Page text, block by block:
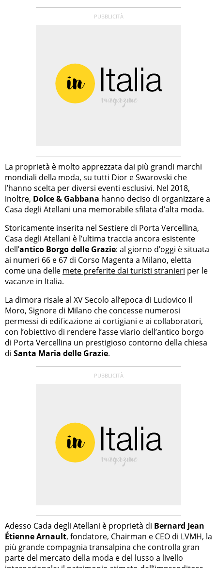
La proprietà è molto apprezzata dai più grandi marchi
mondiali della moda, su tutti Dior e Swarovski che
l’hanno scelta per diversi eventi esclusivi. Nel 2018,
inoltre, Dolce & Gabbana hanno deciso di organizzare a
Casa degli Atellani una memorabile sfilata d’alta moda.
Storicamente inserita nel Sestiere di Porta Vercellina,
Casa degli Atellani è l’ultima traccia ancora esistente
dell’antico Borgo delle Grazie: al giorno d’oggi è situata
ai numeri 66 e 67 di Corso Magenta a Milano, eletta
come una delle mete preferite dai turisti stranieri per le
vacanze in Italia.
La dimora risale al XV Secolo all’epoca di Ludovico Il
Moro, Signore di Milano che concesse numerosi
permessi di edificazione ai cortigiani e ai collaboratori,
con l’obiettivo di rendere l’asse viario dell’antico borgo
di Porta Vercellina un prestigioso contorno della chiesa
di Santa Maria delle Grazie.
Adesso Cada degli Atellani è proprietà di Bernard Jean
Étienne Arnault, fondatore, Chairman e CEO di LVMH, la
più grande compagnia transalpina che controlla gran
parte del mercato della moda e del lusso a livello